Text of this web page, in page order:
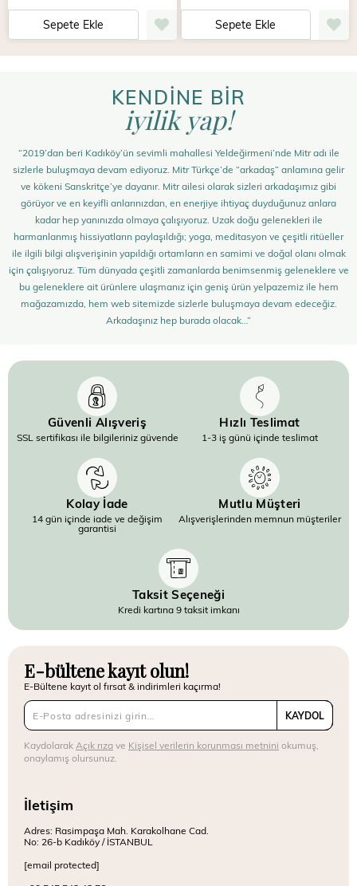
Sepete Ekle Sepete Ekle
KENDİNE BİR
iyilik yap!
“2019’dan beri Kadıköy’ün sevimli mahallesi Yeldeğirmeni’nde Mitr adı ile
sizlerle buluşmaya devam ediyoruz. Mitr Türkçe’de “arkadaş” anlamına gelir
ve kökeni Sanskritçe’ye dayanır. Mitr ailesi olarak sizleri arkadaşımız gibi
görüyor ve en keyifli anlarınızdan, en enerjiye ihtiyaç duyduğunuz anlara
kadar hep yanınızda olmaya çalışıyoruz. Uzak doğu gelenekleri ile
harmanlanmış hissiyatların paylaşıldığı; yoga, meditasyon ve çeşitli ritüeller
ile ilgili bilgi alışverişinin yapıldığı ortamların en samimi ve doğal olanı olmak
için çalışıyoruz. Tüm dünyada çeşitli zamanlarda benimsenmiş geleneklere ve
bu geleneklere ait ürünlere ulaşmanız için geniş ürün yelpazemiz ile hem
mağazamızda, hem web sitemizde sizlerle buluşmaya devam edeceğiz.
Arkadaşınız hep burada olacak…”
Güvenli Alışveriş
SSL sertifikası ile bilgileriniz güvende
Hızlı Teslimat
1-3 iş günü içinde teslimat
Kolay İade
14 gün içinde iade ve değişim
garantisi
Mutlu Müşteri
Alışverişlerinden memnun müşteriler
Taksit Seçeneği
Kredi kartına 9 taksit imkanı
E-bültene kayıt olun!
E-Bültene kayıt ol fırsat & indirimleri kaçırma!
KAYDOL
Kaydolarak Açık rızave Kişisel verilerin korunması metnini okumuş,
onaylamış olursunuz.
İletişim
Adres: Rasimpaşa Mah. Karakolhane Cad.
No: 26-b Kadıköy / İSTANBUL
[email protected]